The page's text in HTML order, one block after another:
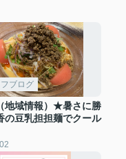
ブログ
地域情報）★暑さに勝
の豆乳担担麺でクール